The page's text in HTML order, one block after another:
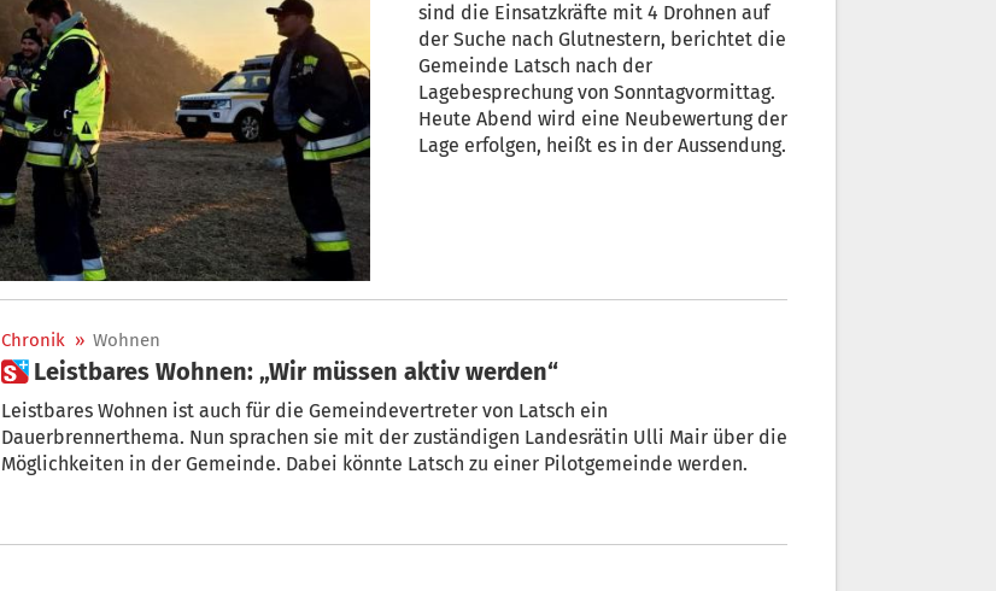
sind die Einsatzkräfte mit 4 Drohnen auf
der Suche nach Glutnestern, berichtet die
Gemeinde Latsch nach der
Lagebesprechung von Sonntagvormittag.
Heute Abend wird eine Neubewertung der
Lage erfolgen, heißt es in der Aussendung.
Chronik » Wohnen
 Leistbares Wohnen: „Wir müssen aktiv werden“
Leistbares Wohnen ist auch für die Gemeindevertreter von Latsch ein
Dauerbrennerthema. Nun sprachen sie mit der zuständigen Landesrätin Ulli Mair über die
Möglichkeiten in der Gemeinde. Dabei könnte Latsch zu einer Pilotgemeinde werden.